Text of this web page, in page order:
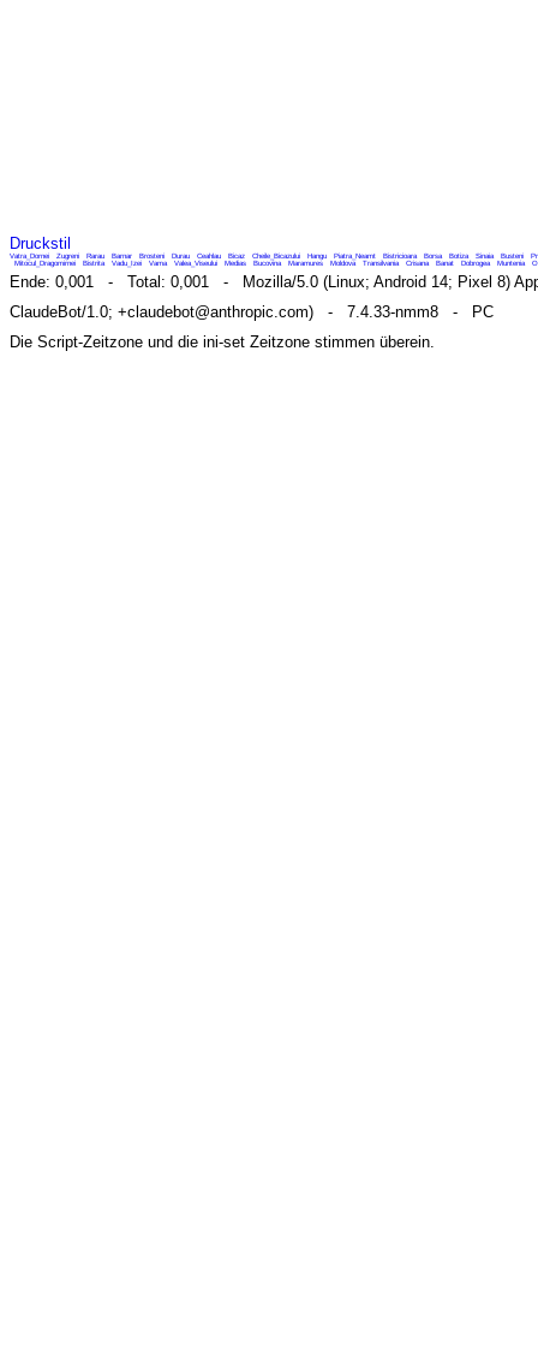
Druckstil
Vatra_Dornei Zugreni Rarau Barnar Brosteni Durau Ceahlau Bicaz Cheile_Bicazului Hangu Piatra_Neamt Bistricioara Borsa Botiza Sinaia Busteni
Mitocul_Dragomirnei
Bistrita Vadu_Izei Vama Valea_Viseului Medias Bucovina Maramures Moldova Transilvania Crisana Banat Dobrogea Muntenia
Ende: 0,001 - Total: 0,001 - Mozilla/5.0 (Linux; Android 14; Pixel 8)
ClaudeBot/1.0; +claudebot@anthropic.com) - 7.4.33-nmm8 - PC
Die Script-Zeitzone und die ini-set Zeitzone stimmen überein.